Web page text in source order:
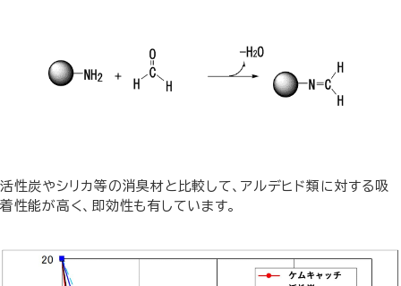
活性炭やシリカ等の消臭材と比較して、アルデヒド類に対する吸
着性能が高く、即効性も有しています。